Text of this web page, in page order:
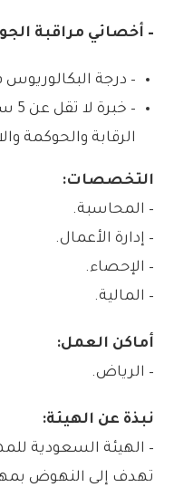
– أخصائي مراقبة
– درجة
–
الرقابة والحوكمة
التخصصات:
– المحاسبة.
– إدارة الأعمال.
– الإحصاء.
– المالية.
أماكن العمل:
– الرياض.
نبذة عن الهيئة:
– الهيئة السعودية
تهدف إلى النهوض